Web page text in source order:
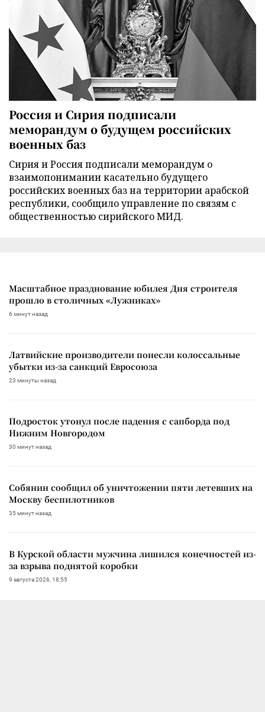
Россия и Сирия подписали
меморандум о будущем российских
военных баз
Сирия и Россия подписали меморандум о
взаимопонимании касательно будущего
российских военных баз на территории арабской
республики, сообщило управление по связям с
общественностью сирийского МИД.
Масштабное празднование юбилея Дня строителя
прошло в столичных «Лужниках»
6 минут назад
Латвийские производители понесли колоссальные
убытки из-за санкций Евросоюза
23 минуты назад
Подросток утонул после падения с сапборда под
Нижним Новгородом
30 минут назад
Собянин сообщил об уничтожении пяти летевших на
Москву беспилотников
35 минут назад
В Курской области мужчина лишился конечностей из-
за взрыва поднятой коробки
9 августа 2026, 18:55